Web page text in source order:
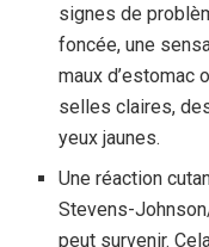
signes de
foncée, une
maux d’estomac
selles claires,
yeux jaunes.
Une réaction
Stevens-
peut survenir.